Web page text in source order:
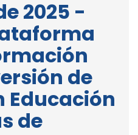
2025 -
de
Educación
de